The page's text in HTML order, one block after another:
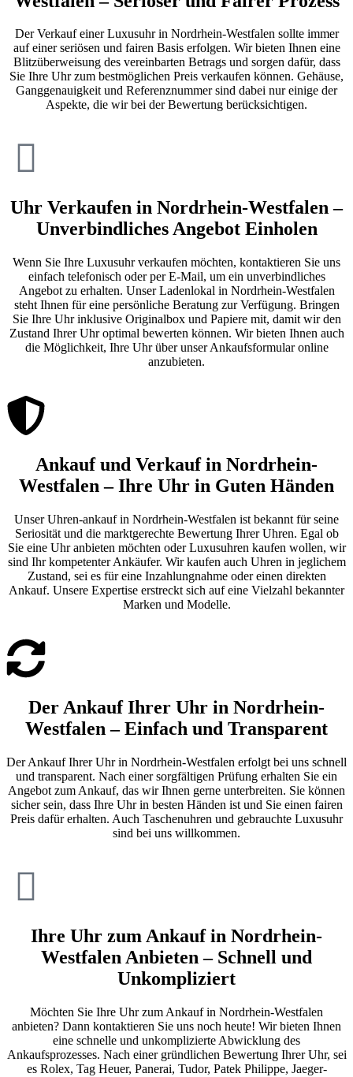
Der Verkauf einer Luxusuhr in Nordrhein-Westfalen sollte immer
auf einer seriösen und fairen Basis erfolgen. Wir bieten Ihnen eine
Blitzüberweisung des vereinbarten Betrags und sorgen dafür, dass
Sie Ihre Uhr zum bestmöglichen Preis verkaufen können. Gehäuse,
Ganggenauigkeit und Referenznummer sind dabei nur einige der
Aspekte, die wir bei der Bewertung berücksichtigen.
Uhr Verkaufen in Nordrhein-Westfalen –
Unverbindliches Angebot Einholen
Wenn Sie Ihre Luxusuhr verkaufen möchten, kontaktieren Sie uns
einfach telefonisch oder per E-Mail, um ein unverbindliches
Angebot zu erhalten. Unser Ladenlokal in Nordrhein-Westfalen
steht Ihnen für eine persönliche Beratung zur Verfügung. Bringen
Sie Ihre Uhr inklusive Originalbox und Papiere mit, damit wir den
Zustand Ihrer Uhr optimal bewerten können. Wir bieten Ihnen auch
die Möglichkeit, Ihre Uhr über unser Ankaufsformular online
anzubieten.
Ankauf und Verkauf in Nordrhein-
Westfalen – Ihre Uhr in Guten Händen
Unser Uhren-ankauf in Nordrhein-Westfalen ist bekannt für seine
Seriosität und die marktgerechte Bewertung Ihrer Uhren. Egal ob
Sie eine Uhr anbieten möchten oder Luxusuhren kaufen wollen, wir
sind Ihr kompetenter Ankäufer. Wir kaufen auch Uhren in jeglichem
Zustand, sei es für eine Inzahlungnahme oder einen direkten
Ankauf. Unsere Expertise erstreckt sich auf eine Vielzahl bekannter
Marken und Modelle.
Der Ankauf Ihrer Uhr in Nordrhein-
Westfalen – Einfach und Transparent
Der Ankauf Ihrer Uhr in Nordrhein-Westfalen erfolgt bei uns schnell
und transparent. Nach einer sorgfältigen Prüfung erhalten Sie ein
Angebot zum Ankauf, das wir Ihnen gerne unterbreiten. Sie können
sicher sein, dass Ihre Uhr in besten Händen ist und Sie einen fairen
Preis dafür erhalten. Auch Taschenuhren und gebrauchte Luxusuhr
sind bei uns willkommen.
Ihre Uhr zum Ankauf in Nordrhein-
Westfalen Anbieten – Schnell und
Unkompliziert
Möchten Sie Ihre Uhr zum Ankauf in Nordrhein-Westfalen
anbieten? Dann kontaktieren Sie uns noch heute! Wir bieten Ihnen
eine schnelle und unkomplizierte Abwicklung des
Ankaufsprozesses. Nach einer gründlichen Bewertung Ihrer Uhr, sei
es Rolex, Tag Heuer, Panerai, Tudor, Patek Philippe, Jaeger-